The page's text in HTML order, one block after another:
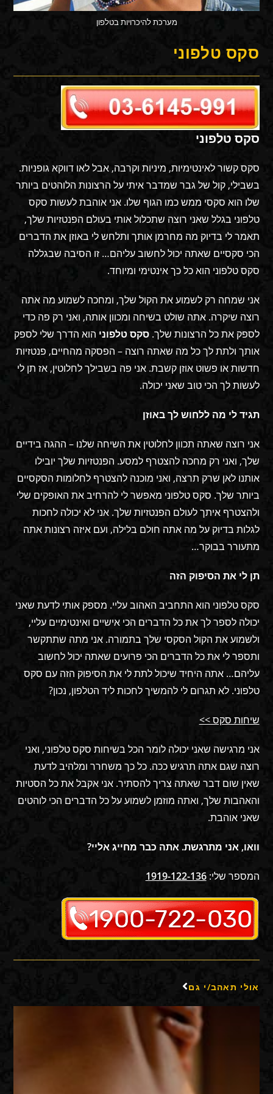
מערכת להיכרויות בטלפון
סקס טלפוני
סקס טלפוני
סקס קשור לאינטימיות, מיניות וקרבה, אבל לאו דווקא גופניות.
בשבילי, קול של גבר שמדבר איתי על הרצונות הלוהטים ביותר
שלו הוא סקסי ממש כמו הגוף שלו. אני אוהבת לעשות סקס
טלפוני בגלל שאני רוצה שתכלול אותי בעולם הפנטזיות שלך,
תאמר לי בדיוק מה מחרמן אותך ותלחש לי באוזן את הדברים
הכי סקסיים שאתה יכול לחשוב עליהם… זו הסיבה שבגללה
סקס טלפוני הוא כל כך אינטימי ומיוחד.
אני שמחה רק לשמוע את הקול שלך, ומחכה לשמוע מה אתה
רוצה שיקרה. אתה שולט בשיחה ומכוון אותה, ואני רק פה כדי
לספק את כל הרצונות שלך.סקס טלפוני הוא הדרך שלי לספק
אותך ולתת לך כל מה שאתה רוצה – הפסקה מהחיים, פנטזיות
חדשות או פשוט אוזן קשבת. אני פה בשבילך לחלוטין, אז תן לי
לעשות לך הכי טוב שאני יכולה.
תגיד לי מה ללחוש לך באוזן
אני רוצה שאתה תכוון לחלוטין את השיחה שלנו – ההגה בידיים
שלך, ואני רק מחכה להצטרף למסע. הפנטזיות שלך יובילו
אותנו לאן שרק תרצה, ואני מוכנה להצטרף לחלומות הסקסיים
ביותר שלך. סקס טלפוני מאפשר לי להרחיב את האופקים שלי
ולהצטרף איתך לעולם הפנטזיות שלך. אני לא יכולה לחכות
לגלות בדיוק על מה אתה חולם בלילה, ועם איזה רצונות אתה
מתעורר בבוקר…
תן לי את הסיפוק הזה
סקס טלפוני הוא התחביב האהוב עליי. מספק אותי לדעת שאני
יכולה לספר לך את כל הדברים הכי אישיים ואינטימיים עליי,
ולשמוע את הקול הסקסי שלך בתמורה. אני מתה שתתקשר
ותספר לי את כל הדברים הכי פרועים שאתה יכול לחשוב
עליהם… אתה היחיד שיכול לתת לי את הסיפוק הזה עם סקס
טלפוני. לא תגרום לי להמשיך לחכות ליד הטלפון, נכון?
שיחות סקס >>
אני מרגישה שאני יכולה לומר הכל בשיחות סקס טלפוני, ואני
רוצה שגם אתה תרגיש ככה. כל כך משחרר ומלהיב לדעת
שאין שום דבר שאתה צריך להסתיר. אני אקבל את כל הסטיות
והאהבות שלך, ואתה מוזמן לשמוע על כל הדברים הכי לוהטים
שאני אוהבת.
וואו, אני מתרגשת. אתה כבר מחייג אליי?
המספר שלי:1919-122-136
אולי תאהב/י גם